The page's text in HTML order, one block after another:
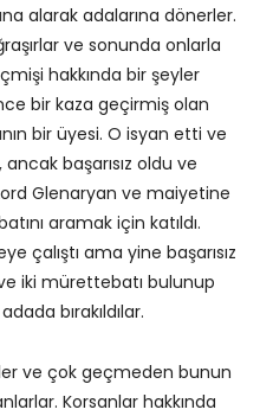
alarak adalarına dönerler.
ve sonunda onlarla
hakkında bir şeyler
bir kaza geçirmiş olan
bir üyesi. O isyan etti ve
başarısız oldu ve
Glenaryan ve maiyetine
aramak için katıldı.
çalıştı ama yine başarısız
iki mürettebatı bulunup
bırakıldılar.
ve çok geçmeden bunun
Korsanlar hakkında